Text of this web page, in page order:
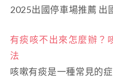
2025出國停車場推薦 出
有痰咳不出來怎麼辦？
法
咳嗽有痰是一種常見的